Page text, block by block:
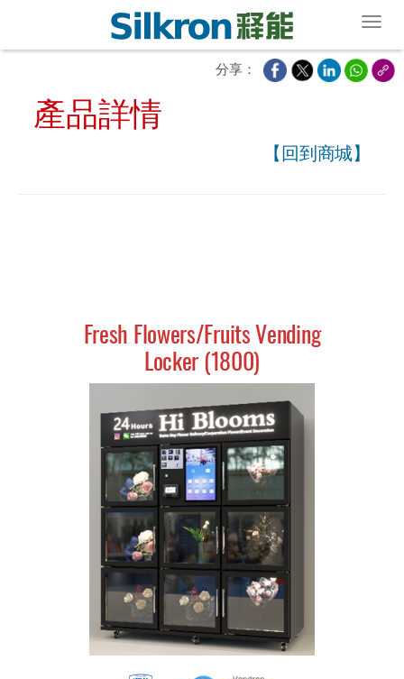
分享：
產品詳情
【回到商城】
Fresh Flowers/Fruits Vending
Locker (1800)